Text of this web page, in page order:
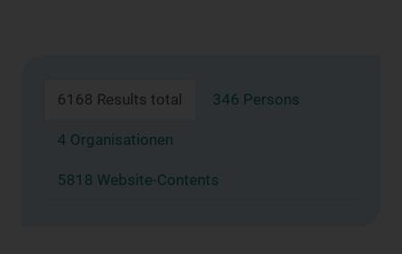
6168 Results total 346 Persons
4 Organisationen
5818 Website-Contents